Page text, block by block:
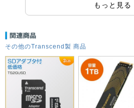
もっと見る
その他のTranscend製 商品